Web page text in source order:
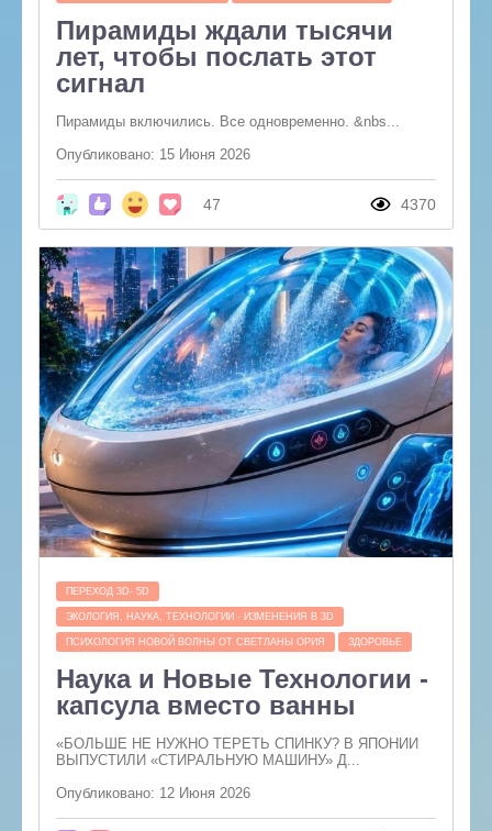
Пирамиды ждали тысячи
лет, чтобы послать этот
сигнал
Пирамиды включились. Все одновременно. &nbs...
Опубликовано: 15 Июня 2026
47 4370
ПЕРЕХОД 3D- 5D
ЭКОЛОГИЯ, НАУКА, ТЕХНОЛОГИИ - ИЗМЕНЕНИЯ В 3D
ПСИХОЛОГИЯ НОВОЙ ВОЛНЫ ОТ СВЕТЛАНЫ ОРИЯ ЗДОРОВЬЕ
Наука и Новые Технологии -
капсула вместо ванны
«БОЛЬШЕ НЕ НУЖНО ТЕРЕТЬ СПИНКУ? В ЯПОНИИ
ВЫПУСТИЛИ «СТИРАЛЬНУЮ МАШИНУ» Д...
Опубликовано: 12 Июня 2026